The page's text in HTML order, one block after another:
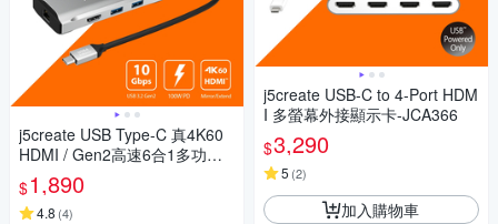
j5create USB Type-C 真4K60
HDMI / Gen2高速6合1多功能
輕巧集線器Hub-JCD392
$1,890
4.8 (4)
j5create USB-C to 4-Port HDM
I 多螢幕外接顯示卡-JCA366
$3,290
5 (2)
加入購物車